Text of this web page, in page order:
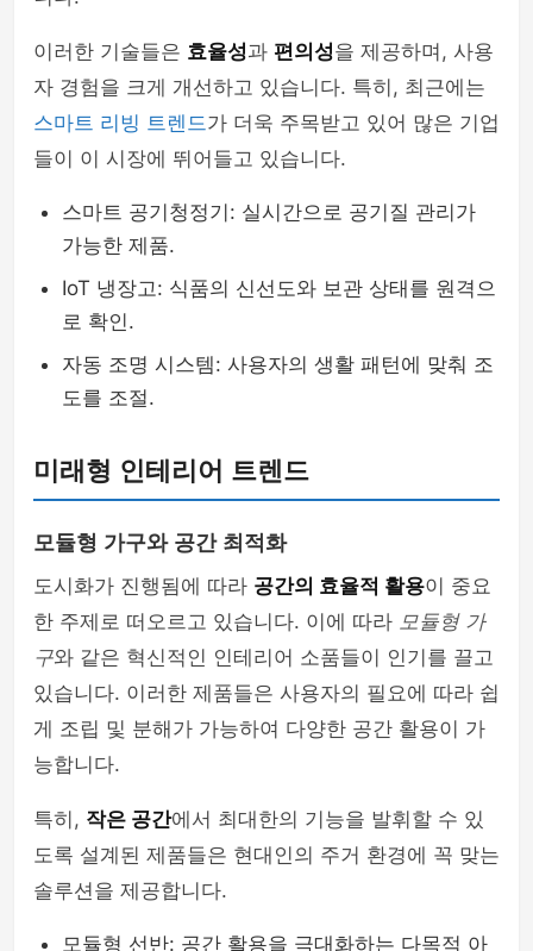
이러한 기술들은 효율성과 편의성을 제공하며, 사용
자 경험을 크게 개선하고 있습니다. 특히, 최근에는
스마트 리빙 트렌드가 더욱 주목받고 있어 많은 기업
들이 이 시장에 뛰어들고 있습니다.
스마트 공기청정기: 실시간으로 공기질 관리가
가능한 제품.
IoT 냉장고: 식품의 신선도와 보관 상태를 원격으
로 확인.
자동 조명 시스템: 사용자의 생활 패턴에 맞춰 조
도를 조절.
미래형 인테리어 트렌드
모듈형 가구와 공간 최적화
도시화가 진행됨에 따라 공간의 효율적 활용이 중요
한 주제로 떠오르고 있습니다. 이에 따라 모듈형 가
구와 같은 혁신적인 인테리어 소품들이 인기를 끌고
있습니다. 이러한 제품들은 사용자의 필요에 따라 쉽
게 조립 및 분해가 가능하여 다양한 공간 활용이 가
능합니다.
특히, 작은 공간에서 최대한의 기능을 발휘할 수 있
도록 설계된 제품들은 현대인의 주거 환경에 꼭 맞는
솔루션을 제공합니다.
모듈형 선반: 공간 활용을 극대화하는 다목적 아